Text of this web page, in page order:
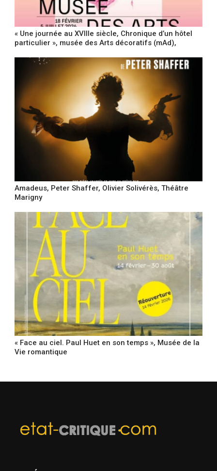
« Une journée au XVIIIe siècle, Chronique d’un hôtel
particulier », musée des Arts décoratifs (mAd),
Amadeus, Peter Shaffer, Olivier Solivérès, Théâtre
Marigny
« Face au ciel. Paul Huet en son temps », Musée de la
Vie romantique